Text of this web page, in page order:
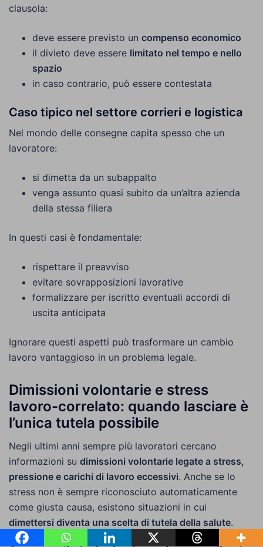
clausola:
deve essere previsto un compenso economico
il divieto deve essere limitato nel tempo e nello
spazio
in caso contrario, può essere contestata
Caso tipico nel settore corrieri e logistica
Nel mondo delle consegne capita spesso che un
lavoratore:
si dimetta da un subappalto
venga assunto quasi subito da un’altra azienda
della stessa filiera
In questi casi è fondamentale:
rispettare il preavviso
evitare sovrapposizioni lavorative
formalizzare per iscritto eventuali accordi di
uscita anticipata
Ignorare questi aspetti può trasformare un cambio
lavoro vantaggioso in un problema legale.
Dimissioni volontarie e stress
lavoro-correlato: quando lasciare è
l’unica tutela possibile
Negli ultimi anni sempre più lavoratori cercano
informazioni su dimissioni volontarie legate a stress,
pressione e carichi di lavoro eccessivi. Anche se lo
stress non è sempre riconosciuto automaticamente
come giusta causa, esistono situazioni in cui
dimettersi diventa una scelta di tutela della salute.